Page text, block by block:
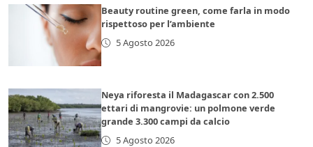
Beauty routine green, come farla in modo
rispettoso per l’ambiente
5 Agosto 2026
Neya riforesta il Madagascar con 2.500
ettari di mangrovie: un polmone verde
grande 3.300 campi da calcio
5 Agosto 2026